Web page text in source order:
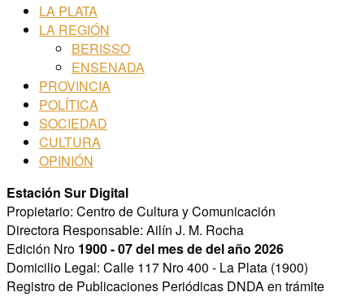
LA PLATA
LA REGIÓN
BERISSO
ENSENADA
PROVINCIA
POLÍTICA
SOCIEDAD
CULTURA
OPINIÓN
Estación Sur Digital
Propietario: Centro de Cultura y Comunicación
Directora Responsable: Ailín J. M. Rocha
Edición Nro 1900 - 07 del mes de del año 2026
Domicilio Legal: Calle 117 Nro 400 - La Plata (1900)
Registro de Publicaciones Periódicas DNDA en trámite